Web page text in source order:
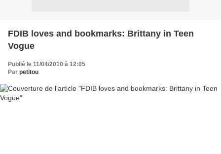
FDIB loves and bookmarks: Brittany in Teen
Vogue
Publié le 11/04/2010 à 12:05
Par petitou